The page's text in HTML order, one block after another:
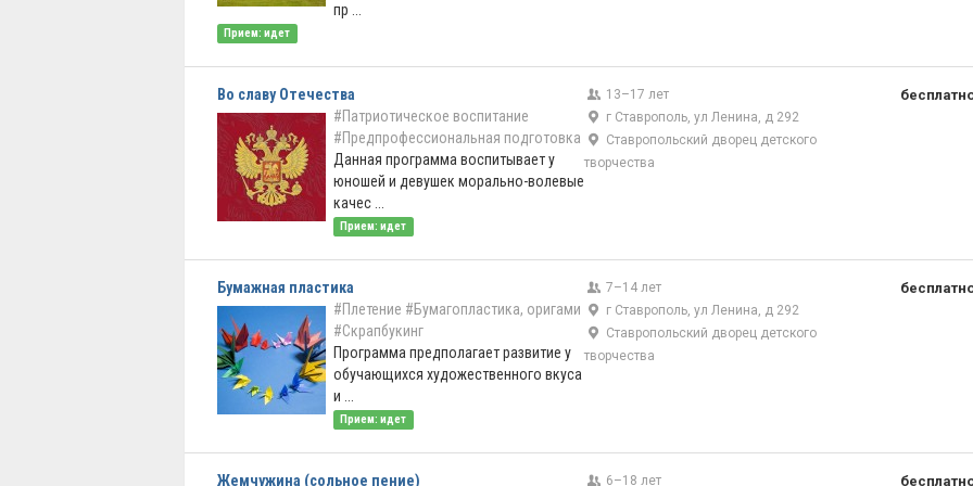
пр ...
Прием: идет
Во славу Отечества
#Патриотическое воспитание
#Предпрофессиональная подготовка
Данная программа воспитывает у
юношей и девушек морально-волевые
качес ...
Прием: идет
13–17 лет
г Ставрополь, ул Ленина, д 292
Ставропольский дворец детского
творчества
Бумажная пластика
#Плетение #Бумагопластика, оригами
#Скрапбукинг
Программа предполагает развитие у
обучающихся художественного вкуса
и ...
Прием: идет
7–14 лет
г Ставрополь, ул Ленина, д 292
Ставропольский дворец детского
творчества
Жемчужина (сольное пение) 6–18 лет